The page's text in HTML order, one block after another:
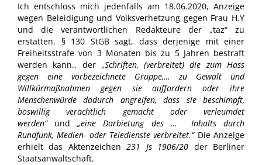
Ich entschloss mich jedenfalls am 18.06.2020, Anzeige
wegen Beleidigung und Volksverhetzung gegen Frau H.Y
und die verantwortlichen Redakteure der „taz“ zu
erstatten. § 130 StGB sagt, dass derjenige mit einer
Freiheitsstrafe von 3 Monaten bis zu 5 Jahren bestraft
werden kann., der „Schriften, (verbreitet) die zum Hass
gegen eine vorbezeichnete Gruppe,… zu Gewalt und
Willkürmaßnahmen gegen sie auffordern oder ihre
Menschenwürde dadurch angreifen, dass sie beschimpft,
böswillig verächtlich gemacht oder verleumdet
werden“und„eine Darbietung des … Inhalts durch
Rundfunk, Medien- oder Teledienste verbreitet.“Die Anzeige
erhielt das Aktenzeichen231 Js 1906/20 der Berliner
Staatsanwaltschaft.